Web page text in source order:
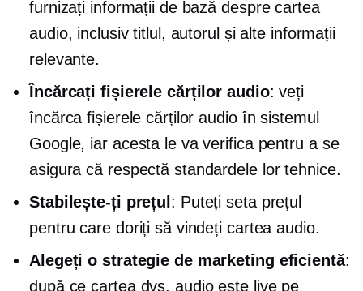
furnizați informații de bază despre cartea
audio, inclusiv titlul, autorul și alte informații
relevante.
Încărcați fișierele cărților audio: veți
încărca fișierele cărților audio în sistemul
Google, iar acesta le va verifica pentru a se
asigura că respectă standardele lor tehnice.
Stabilește-ți prețul : Puteți seta prețul
pentru care doriți să vindeți cartea audio.
Alegeți o strategie de marketing eficientă:
după ce cartea dvs. audio este live pe